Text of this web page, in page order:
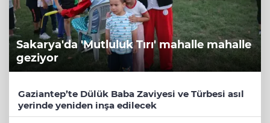
Sakarya'da 'Mutluluk Tırı' mahalle mahalle
geziyor
Gaziantep’te Dülük Baba Zaviyesi ve Türbesi asıl
yerinde yeniden inşa edilecek